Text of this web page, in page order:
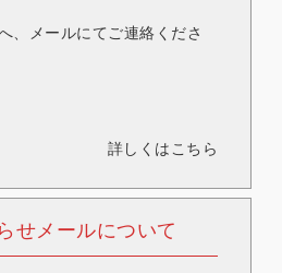
、メールにてご連絡くださ
詳しくはこちら
せメールについて